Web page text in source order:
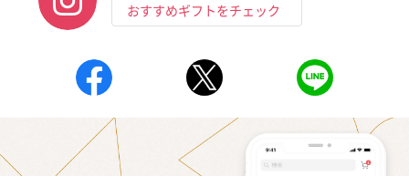
おすすめギフトをチェック